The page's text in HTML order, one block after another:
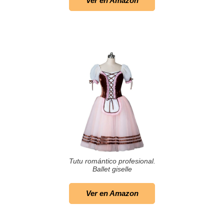
Tutu romántico profesional.
Ballet giselle
Ver en Amazon